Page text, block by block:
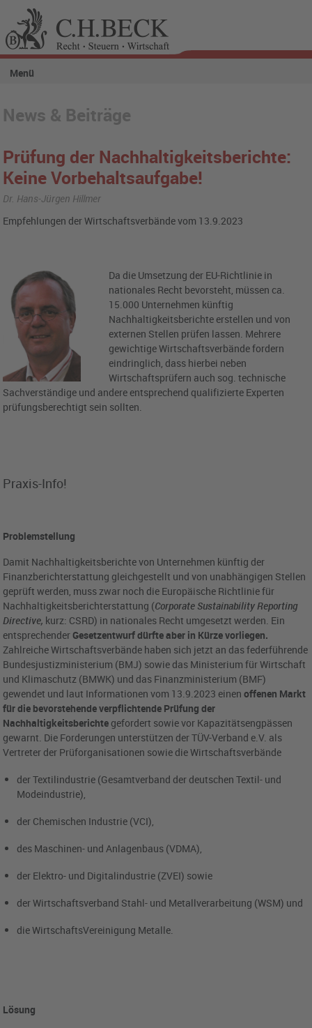
Menü
News & Beiträge
Prüfung der Nachhaltigkeitsberichte:
Keine Vorbehaltsaufgabe!
Dr. Hans-Jürgen Hillmer
Empfehlungen der Wirtschaftsverbände vom 13.9.2023
Da die Umsetzung der EU-Richtlinie in
nationales Recht bevorsteht, müssen ca.
15.000 Unternehmen künftig
Nachhaltigkeitsberichte erstellen und von
externen Stellen prüfen lassen. Mehrere
gewichtige Wirtschaftsverbände fordern
eindringlich, dass hierbei neben
Wirtschaftsprüfern auch sog. technische
Sachverständige und andere entsprechend qualifizierte Experten
prüfungsberechtigt sein sollten.
Praxis-Info!
Problemstellung
Damit Nachhaltigkeitsberichte von Unternehmen künftig der
Finanzberichterstattung gleichgestellt und von unabhängigen Stellen
geprüft werden, muss zwar noch die Europäische Richtlinie für
Nachhaltigkeitsberichterstattung (Corporate Sustainability Reporting
Directive, kurz: CSRD) in nationales Recht umgesetzt werden. Ein
entsprechender Gesetzentwurf dürfte aber in Kürze vorliegen.
Zahlreiche Wirtschaftsverbände haben sich jetzt an das federführende
Bundesjustizministerium (BMJ) sowie das Ministerium für Wirtschaft
und Klimaschutz (BMWK) und das Finanzministerium (BMF)
gewendet und laut Informationen vom 13.9.2023 einenoffenen Markt
für die bevorstehende verpflichtende Prüfung der
Nachhaltigkeitsberichte gefordert sowie vor Kapazitätsengpässen
gewarnt. Die Forderungen unterstützen der TÜV-Verband e.V. als
Vertreter der Prüforganisationen sowie die Wirtschaftsverbände
der Textilindustrie (Gesamtverband der deutschen Textil- und
Modeindustrie),
der Chemischen Industrie (VCI),
des Maschinen- und Anlagenbaus (VDMA),
der Elektro- und Digitalindustrie (ZVEI) sowie
der Wirtschaftsverband Stahl- und Metallverarbeitung (WSM) und
die WirtschaftsVereinigung Metalle.
Lösung